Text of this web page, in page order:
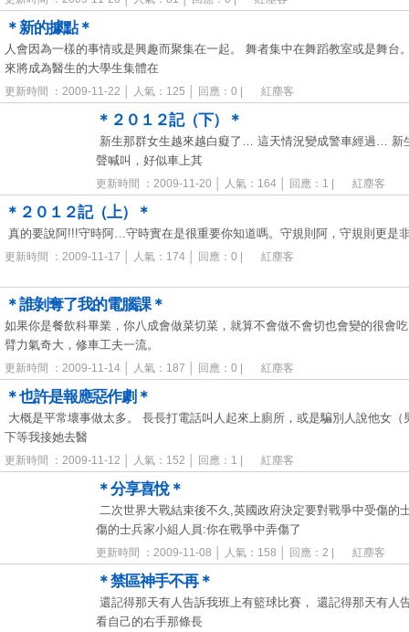
＊新的據點＊
人會因為一樣的事情或是興趣而聚集在一起。 舞者集中在舞蹈教室或是舞台
來將成為醫生的大學生集體在
更新時間 ：2009-11-22 │ 人氣：125 │ 回應：0 | 紅塵客
＊２０１２記（下）＊
新生那群女生越來越白癡了… 這天情況變成警車經過… 新
聲喊叫，好似車上其
更新時間 ：2009-11-20 │ 人氣：164 │ 回應：1 | 紅塵客
＊２０１２記（上）＊
真的要說阿!!!守時阿…守時實在是很重要你知道嗎。守規則阿，守規則更是
更新時間 ：2009-11-17 │ 人氣：174 │ 回應：0 | 紅塵客
＊誰剝奪了我的電腦課＊
如果你是餐飲科畢業，你八成會做菜切菜，就算不會做不會切也會變的很會
臂力氣奇大，修車工夫一流。
更新時間 ：2009-11-14 │ 人氣：187 │ 回應：0 | 紅塵客
＊也許是報應惡作劇＊
大概是平常壞事做太多。 長長打電話叫人起來上廁所，或是騙別人說他女
下等我接她去醫
更新時間 ：2009-11-12 │ 人氣：152 │ 回應：1 | 紅塵客
＊分享喜悅＊
二次世界大戰結束後不久,英國政府決定要對戰爭中受傷的
傷的士兵家小組人員:你在戰爭中弄傷了
更新時間 ：2009-11-08 │ 人氣：158 │ 回應：2 | 紅塵客
＊禁區神手不再＊
還記得那天有人告訴我班上有籃球比賽， 還記得那天有人
看自己的右手那條長